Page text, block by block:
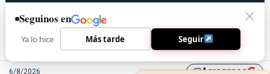
6/8/2026 library_add
Seguinos en
Ya lo hice Más tarde Seguir